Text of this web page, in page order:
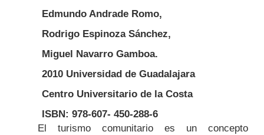
Edmundo Andrade Romo,
Rodrigo Espinoza Sánchez,
Miguel Navarro Gamboa.
2010 Universidad de Guadalajara
Centro Universitario de la Costa
ISBN: 978-607- 450-288-6
Body
El turismo comunitario es un concepto